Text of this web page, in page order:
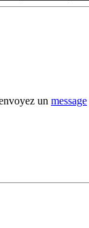
un message